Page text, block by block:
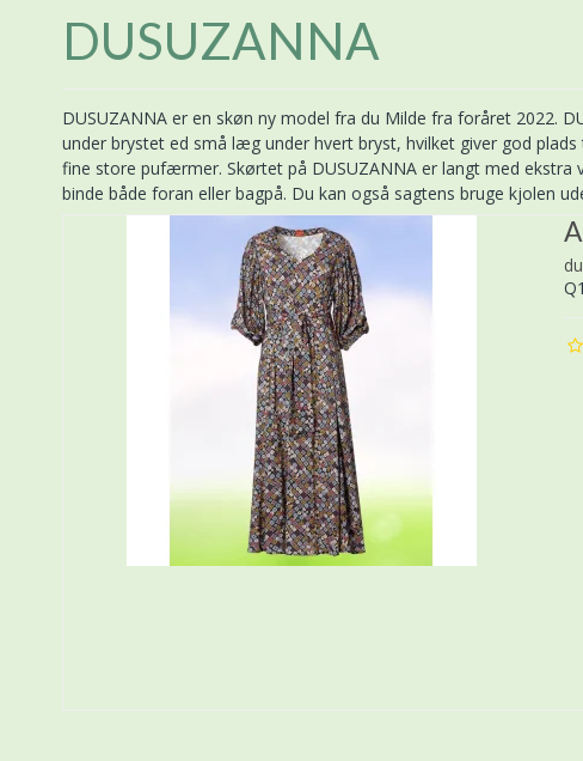
DUSUZANNA
DUSUZANNA er en skøn ny model fra du Milde fra foråret 2022.
under brystet ed små læg under hvert bryst, hvilket giver god
fine store pufærmer. Skørtet på DUSUZANNA er langt med
binde både foran eller bagpå. Du kan også sagtens bruge kjolen